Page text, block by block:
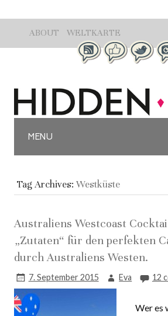
ABOUT WELTKARTE
MENU
Tag Archives:Westküste
Australiens Westcoast
„Zutaten“ für den perfekten
durch Australiens Westen.
7. September 2015 Eva 12
Wer es